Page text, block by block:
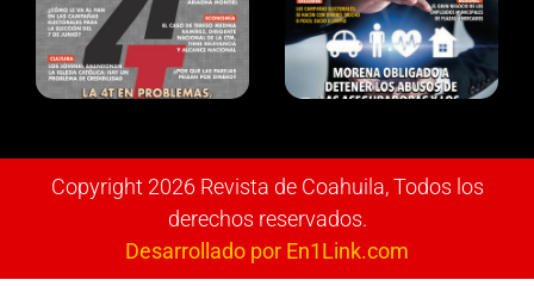
Copyright 2026 Revista de Coahuila, Todos los
derechos reservados.
Desarrollado por En1Link.com